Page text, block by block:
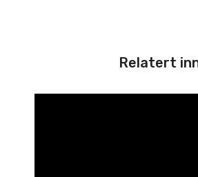
Relatert